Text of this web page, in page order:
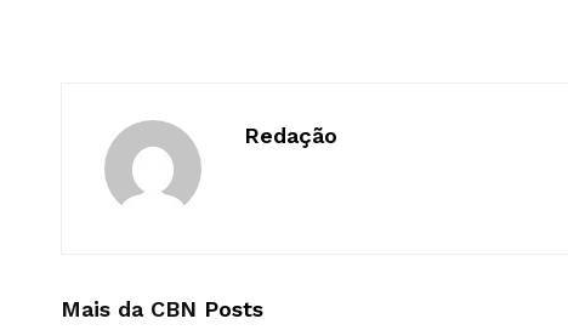
Redação
Mais da CBN Posts